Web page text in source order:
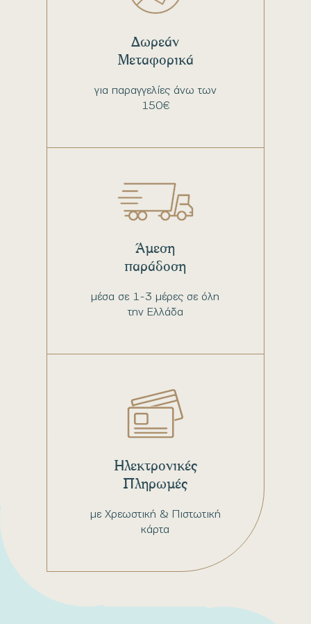
για παραγγελίες άνω των
150€
Δωρεάν
Μεταφορικά
μέσα σε 1-3 μέρες σε όλη
την Ελλάδα
Άμεση
παράδοση
με Χρεωστική & Πιστωτική
κάρτα
Ηλεκτρονικές
Πληρωμές